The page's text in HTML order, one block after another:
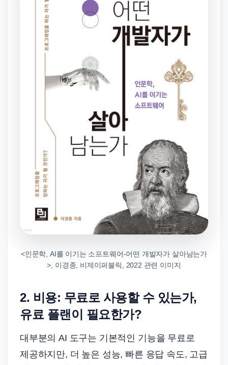
<인문학, AI를 이기는 소프트웨어-어떤 개발자가 살아남는가
>, 이경종, 비제이퍼블릭, 2022 관련 이미지
2. 비용: 무료로 사용할 수 있는가,
유료 플랜이 필요한가?
대부분의 AI 도구는 기본적인 기능을 무료로
제공하지만, 더 높은 성능, 빠른 응답 속도, 고급